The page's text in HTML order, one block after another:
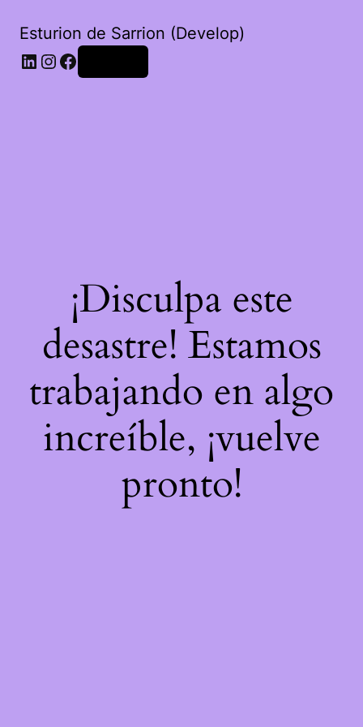
Esturion de Sarrion (Develop)
LinkedIn
Instagram
Facebook
¡Disculpa este
desastre! Estamos
trabajando en algo
increíble, ¡vuelve
pronto!